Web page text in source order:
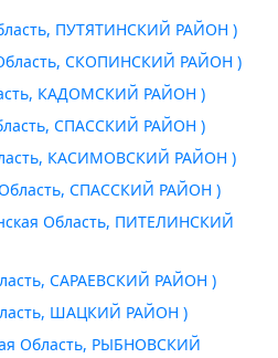
ПУТЯТИНСКИЙ РАЙОН )
Область, СКОПИНСКИЙ РАЙОН )
КАДОМСКИЙ РАЙОН )
СПАССКИЙ РАЙОН )
КАСИМОВСКИЙ РАЙОН )
Область, СПАССКИЙ РАЙОН )
Область, ПИТЕЛИНСКИЙ
САРАЕВСКИЙ РАЙОН )
ШАЦКИЙ РАЙОН )
Область, РЫБНОВСКИЙ